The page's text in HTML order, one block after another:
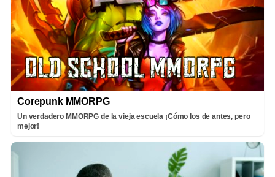
Corepunk MMORPG
Un verdadero MMORPG de la vieja escuela ¡Cómo los de antes, pero
mejor!